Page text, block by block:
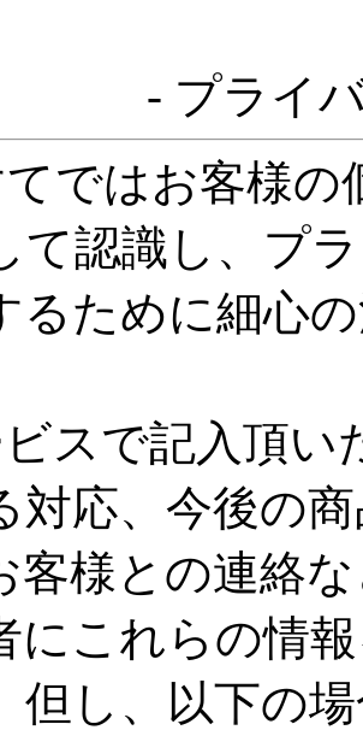
- プライ
ではお客様の
て認識し、プ
るために細心
スで記入頂い
対応、今後の
客様との連絡
にこれらの情
但し、以下の